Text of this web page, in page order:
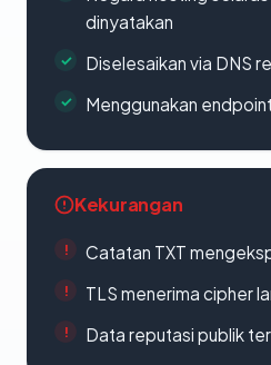
dinyatakan
Diselesaikan via DNS
Menggunakan
Kekurangan
Catatan TXT
TLS menerima cipher
Data reputasi publik